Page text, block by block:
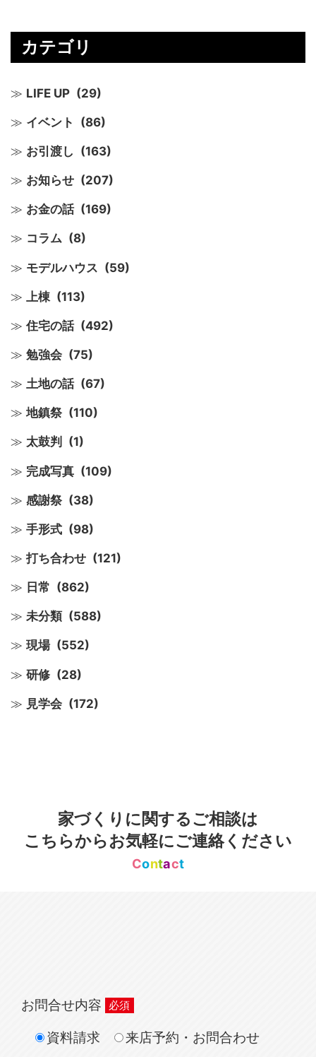
カテゴリ
LIFE UP (29)
イベント (86)
お引渡し (163)
お知らせ (207)
お金の話 (169)
コラム (8)
モデルハウス (59)
上棟 (113)
住宅の話 (492)
勉強会 (75)
土地の話 (67)
地鎮祭 (110)
太鼓判 (1)
完成写真 (109)
感謝祭 (38)
手形式 (98)
打ち合わせ (121)
日常 (862)
未分類 (588)
現場 (552)
研修 (28)
見学会 (172)
家づくりに関するご相談は
こちらからお気軽にご連絡ください
Contact
お問合せ内容
資料請求
来店予約・お問合わせ